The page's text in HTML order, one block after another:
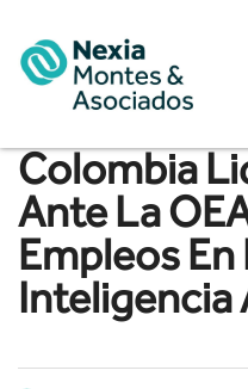
Colombia
Ante La
Empleos En
Inteligencia